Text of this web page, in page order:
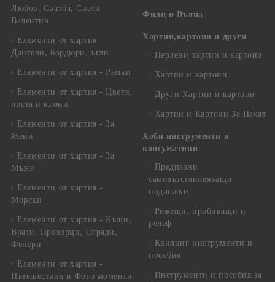
Любов, Сватба, Свети
Валентин
Елементи от хартия -
Дантели, бордюри, ъгли
Елементи от хартия - Рамки
Елементи от хартия - Цветя,
листа и клони
Елементи от хартия - За
Жени
Елементи от хартия - За
Мъже
Елементи от хартия -
Морски
Елементи от хартия - Къщи,
Врати, Прозорци, Огради,
Фенери
Елементи от хартия -
Пътешествия и Фото моменти
Филц и Вълна
Хартии,картони и други
Перлени хартии и картони
Хартии и картони
Други Хартии и картони
Хартии и Картони За Печат
Хоби инструменти и
консумативи
Предпазни
самовъзстановяващи
подложки
Режещи, пробиващи и
релеф
Квилинг инструменти и
пособия
Инструменти и пособия за